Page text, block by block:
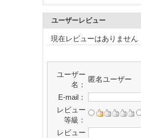
ユーザーレビュー
現在レビューはありません
ユーザー
名：
匿名ユーザー
E-mail：
レビュー
等級：
レビュー